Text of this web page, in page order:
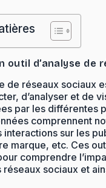
outil d’analyse de
de réseaux sociaux
d’analyser et de
par les différentes
comprennent
sur les
marque, etc. Ces
comprendre
réseaux sociaux et